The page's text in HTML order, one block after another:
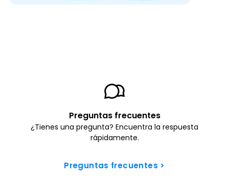
Preguntas frecuentes
¿Tienes una pregunta? Encuentra la respuesta
rápidamente.
Preguntas frecuentes >